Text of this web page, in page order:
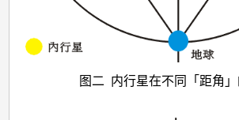
图二 内行星在不同「距角